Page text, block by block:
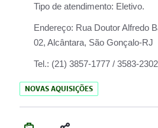
Tipo de atendimento: Eletivo.
Endereço: Rua Doutor Alfredo
02, Alcântara, São Gonçalo-RJ
Tel.: (21) 3857-1777 / 3583-2302
NOVAS AQUISIÇÕES